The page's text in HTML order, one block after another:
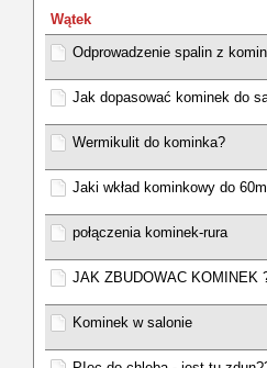
Wątek
Odprowadzenie spalin z
Jak dopasować kominek do
Wermikulit do kominka?
Jaki wkład kominkowy do
połączenia kominek-rura
JAK ZBUDOWAC KOMINEK
Kominek w salonie